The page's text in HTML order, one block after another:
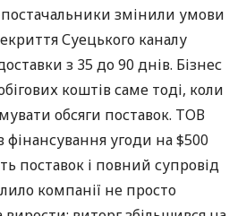
змінили умови
Суецького каналу
з 35 до 90 днів. Бізнес
коштів саме тоді, коли
обсяги поставок. ТОВ
угоди на $500
поставок і повний супровід
компанії не просто